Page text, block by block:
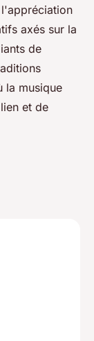
axés sur la
de
la musique
et de